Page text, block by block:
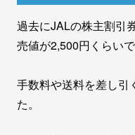
過去にJALの株主割引
売値が2,500円くらいで
手数料や送料を差し引
た。